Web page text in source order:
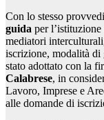
Con lo stesso
guida per
mediatori
iscrizione, modalità di
stato adottato con la
Calabrese, in
Lavoro, Imprese e
alle domande di